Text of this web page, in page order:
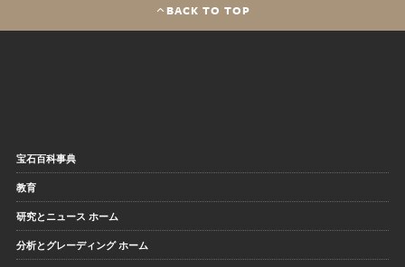
BACK TO TOP
宝石百科事典
教育
研究とニュース ホーム
分析とグレーディング ホーム